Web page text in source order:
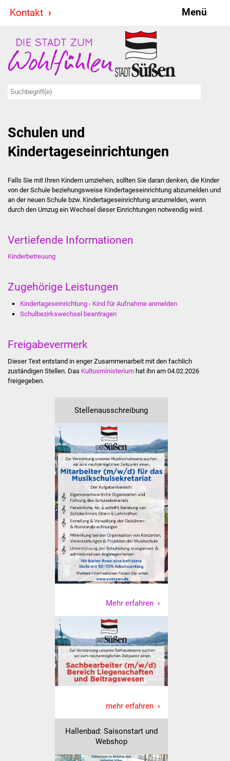
Kontakt Menü
Stadt & Politik
Bürgermeister
Ratsinformationssystem
Jugendbeirat
Summerrockfestival
Behördenwegweiser
Veröffentlichungen
FNP / Bebauungspläne
Wahlen
Stadtinfo
Jubiläumsjahr 2021
Partnerstädte
Projekte
Schulentwicklung Bizet
Sanierung Bizethalle
Ortsentwicklung
Presse
Bürger & Service
Was erledige ich wo
Dienstleistungen
Lebenslagen
Schulen und
Kindertageseinrichtungen
Falls Sie mit Ihren Kindern umziehen, sollten Sie daran denken, die Kinder
von der Schule beziehungsweise Kindertageseinrichtung abzumelden und
an der neuen Schule bzw. Kindertageseinrichtung anzumelden, wenn
durch den Umzug ein Wechsel dieser Einrichtungen notwendig wird.
Vertiefende Informationen
Kinderbetreuung
Zugehörige Leistungen
Kindertageseinrichtung - Kind für Aufnahme anmelden
Schulbezirkswechsel beantragen
Freigabevermerk
Dieser Text entstand in enger Zusammenarbeit mit den fachlich
zuständigen Stellen. Das Kultusministeriumhat ihn am 04.02.2026
freigegeben.
Stellenausschreibung
Mehr erfahren
mehr erfahren
Hallenbad: Saisonstart und
Webshop